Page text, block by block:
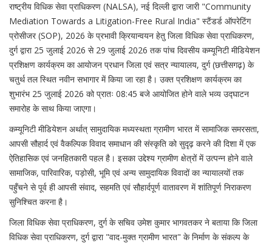
राष्ट्रीय विधिक सेवा प्राधिकरण (NALSA), नई दिल्ली द्वारा जारी "Community
Mediation Towards a Litigation-Free Rural India" स्टैंडर्ड ऑपरेटिंग
प्रोसीजर (SOP), 2026 के प्रभावी क्रियान्वयन हेतु जिला विधिक सेवा प्राधिकरण,
दुर्ग द्वारा 25 जुलाई 2026 से 29 जुलाई 2026 तक पांच दिवसीय कम्यूनिटी मीडियेशन
प्रशिक्षण कार्यक्रम का आयोजन प्रधान जिला एवं सत्र न्यायालय, दुर्ग (छत्तीसगढ़) के
चतुर्थ तल स्थित नवीन सभागार में किया जा रहा है। उक्त प्रशिक्षण कार्यक्रम का
शुभारंभ 25 जुलाई 2026 को प्रातः 08:45 बजे आयोजित होने वाले भव्य उद्घाटन
समारोह के साथ किया जाएगा।
कम्यूनिटी मीडियेशन अर्थात् सामुदायिक मध्यस्थता ग्रामीण भारत में सामाजिक समरसता,
आपसी सौहार्द एवं वैकल्पिक विवाद समाधान की संस्कृति को सुदृढ़ करने की दिशा में एक
ऐतिहासिक एवं जनहितकारी पहल है। इसका उद्देश्य ग्रामीण क्षेत्रों में उत्पन्न होने वाले
सामाजिक, पारिवारिक, पड़ोसी, भूमि एवं अन्य सामुदायिक विवादों का न्यायालयों तक
पहुँचने से पूर्व ही आपसी संवाद, सहमति एवं सौहार्दपूर्ण वातावरण में शांतिपूर्ण निराकरण
सुनिश्चित करना है।
जिला विधिक सेवा प्राधिकरण, दुर्ग के सचिव उमेश कुमार भागवतकर ने बताया कि जिला
विधिक सेवा प्राधिकरण, दुर्ग द्वारा "वाद-मुक्त ग्रामीण भारत" के निर्माण के संकल्प के